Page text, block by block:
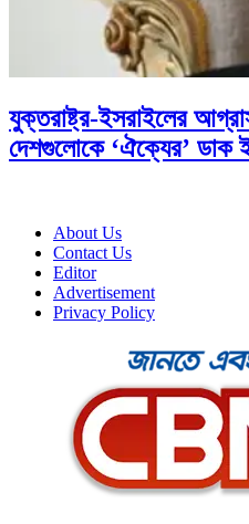
যুক্তরাষ্ট্র-ইসরাইলের
দেশগুলোকে ‘ঐক্যের’ ডাক
About Us
Contact Us
Editor
Advertisement
Privacy Policy